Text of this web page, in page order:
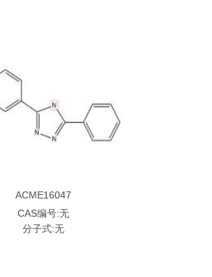
ACME16047
CAS编号:无
分子式:无